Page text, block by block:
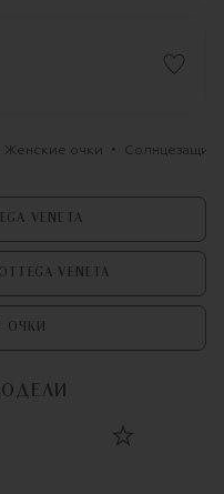
Женские очки
VENETA
VENETA
ОЧКИ